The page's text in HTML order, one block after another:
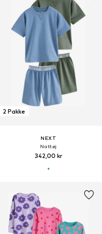
2 Pakke
NEXT
Nattøj
342,00 kr